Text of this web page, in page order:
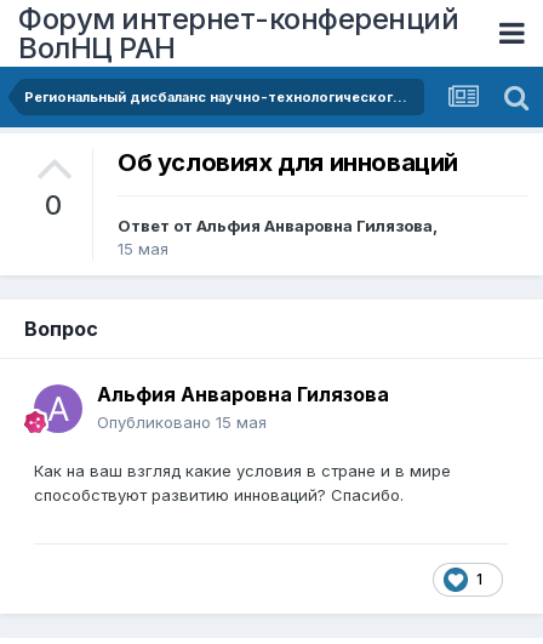
Форум интернет-конференций
ВолНЦ РАН
Региональный дисбаланс научно-технологического развития России: институциональный и кадровый аспекты
0
Об условиях для инноваций
Ответ от Альфия Анваровна Гилязова,
15 мая
Вопрос
Альфия Анваровна Гилязова
Опубликовано 15 мая
Как на ваш взгляд какие условия в стране и в мире
способствуют развитию инноваций? Спасибо.
1